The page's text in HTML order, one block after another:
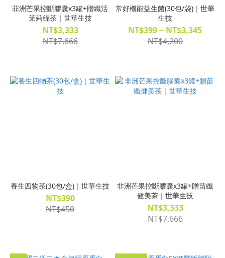
非洲芒果控斷膠囊x3罐+贈纖活
茉莉綠茶｜世華生技
NT$3,333
NT$7,666
常好機能益生菌(30包/袋)｜世華
生技
NT$399 ~ NT$3,345
NT$4,200
養生四物茶(30包/盒)｜世華生技
NT$390
NT$450
非洲芒果控斷膠囊x3罐+贈苗纖
健美茶｜世華生技
NT$3,333
NT$7,666